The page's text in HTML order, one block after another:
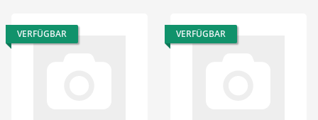
VERFÜGBAR VERFÜGBAR